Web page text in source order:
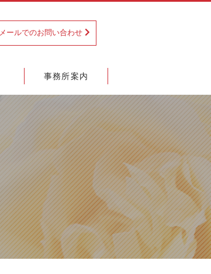
メールでのお問い合わせ
事務所案内